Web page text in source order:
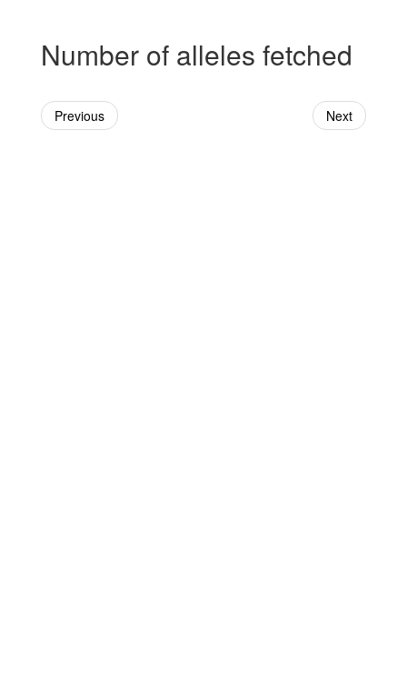
Number of alleles fetched
Previous Next